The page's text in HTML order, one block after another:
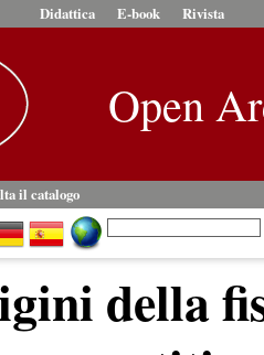
Didattica E-book Rivista
Open
il catalogo
della